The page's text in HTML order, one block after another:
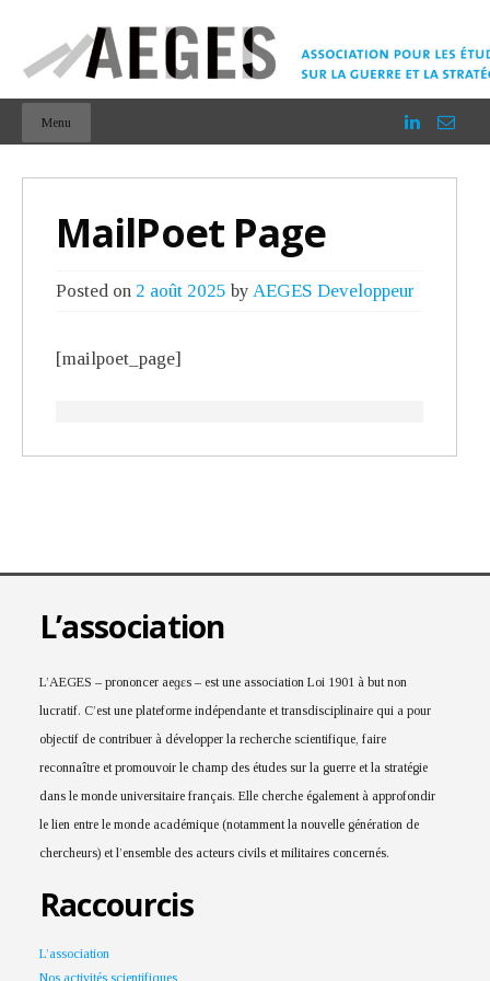
Menu
MailPoet Page
Posted on 2 août 2025 by AEGES Developpeur
[mailpoet_page]
L’association
L’AEGES – prononcer aeɡɛs – est une association Loi 1901 à but non
lucratif. C’est une plateforme indépendante et transdisciplinaire qui a pour
objectif de contribuer à développer la recherche scientifique, faire
reconnaître et promouvoir le champ des études sur la guerre et la stratégie
dans le monde universitaire français. Elle cherche également à approfondir
le lien entre le monde académique (notamment la nouvelle génération de
chercheurs) et l’ensemble des acteurs civils et militaires concernés.
Raccourcis
L’association